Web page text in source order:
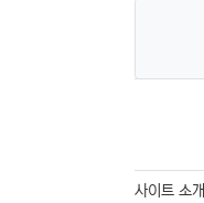
사이트 소개